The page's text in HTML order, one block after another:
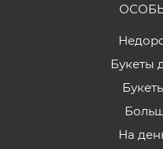
Букеты
На